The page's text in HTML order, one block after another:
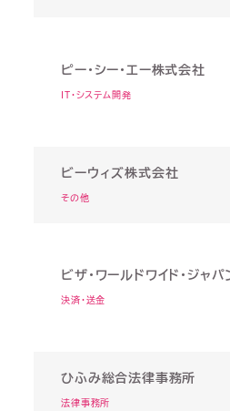
ピー・シー・エー株式会社
IT・システム開発
ビーウィズ株式会社
その他
ビザ・ワールドワイド・ジャ
決済・送金
ひふみ総合法律事務所
法律事務所